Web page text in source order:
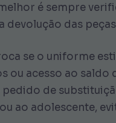
é sempre
devolução das
se o uniforme
ou acesso ao saldo
de
ao adolescente,